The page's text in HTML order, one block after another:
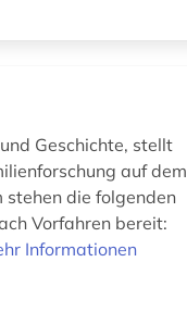
Geschichte, stellt
auf dem
stehen die folgenden
Vorfahren bereit:
Informationen